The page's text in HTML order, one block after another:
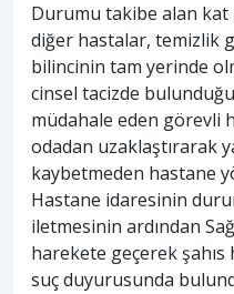
Durumu takibe alan
diğer hastalar, temizlik
bilincinin tam yerinde
cinsel tacizde
müdahale eden görevli
odadan uzaklaştırarak
kaybetmeden hastane
Hastane idaresinin
iletmesinin ardından
harekete geçerek şahıs
suç duyurusunda